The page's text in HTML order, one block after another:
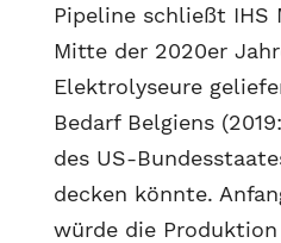
Pipeline schließt IHS
Mitte der 2020er
Elektrolyseure
Bedarf Belgiens
des US-
decken könnte.
würde die